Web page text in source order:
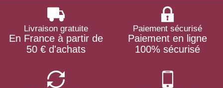
Livraison gratuite
En France à partir de
50 € d'achats
Paiement sécurisé
Paiement en ligne
100% sécurisé